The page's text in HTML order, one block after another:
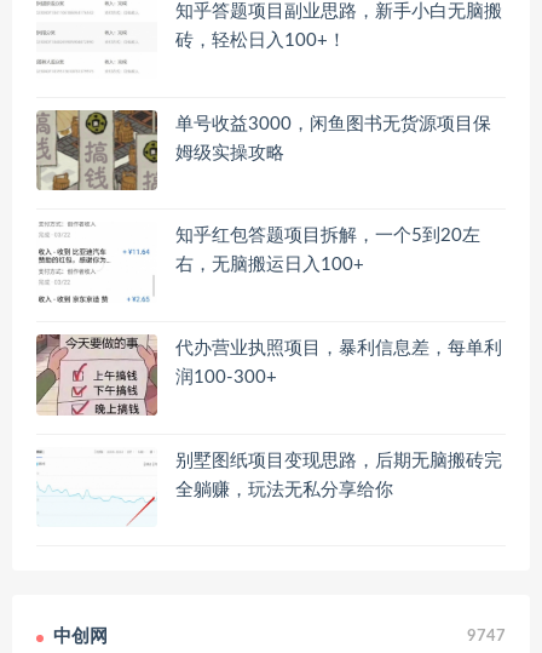
知乎答题项目副业思路，新手小白无脑搬
砖，轻松日入100+！
单号收益3000，闲鱼图书无货源项目保
姆级实操攻略
知乎红包答题项目拆解，一个5到20左
右，无脑搬运日入100+
代办营业执照项目，暴利信息差，每单利
润100-300+
别墅图纸项目变现思路，后期无脑搬砖完
全躺赚，玩法无私分享给你
中创网 9747